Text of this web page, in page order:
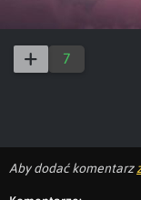
7
Aby dodać komentarz